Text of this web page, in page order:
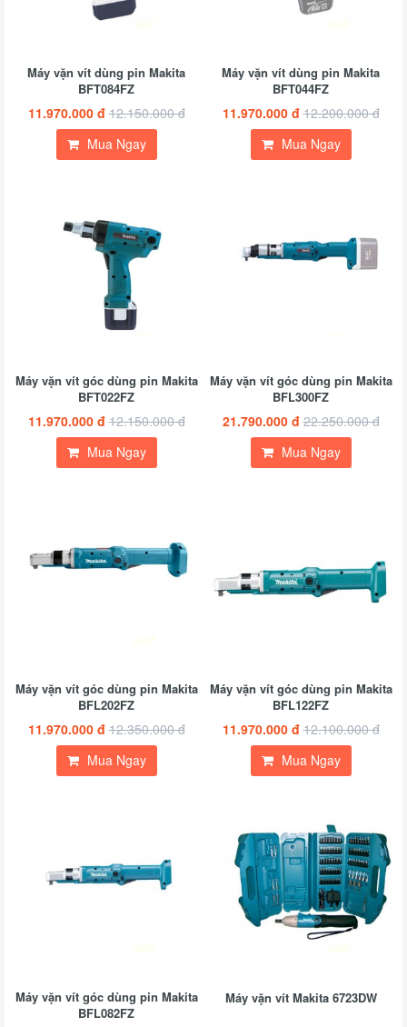
Máy vặn vít dùng pin Makita
BFT084FZ
11.970.000 đ 12.150.000 đ
Mua Ngay
Máy vặn vít dùng pin Makita
BFT044FZ
11.970.000 đ 12.200.000 đ
Mua Ngay
Máy vặn vít góc dùng pin Makita
BFT022FZ
11.970.000 đ 12.150.000 đ
Mua Ngay
Máy vặn vít góc dùng pin Makita
BFL300FZ
21.790.000 đ 22.250.000 đ
Mua Ngay
Máy vặn vít góc dùng pin Makita
BFL202FZ
11.970.000 đ 12.350.000 đ
Mua Ngay
Máy vặn vít góc dùng pin Makita
BFL122FZ
11.970.000 đ 12.100.000 đ
Mua Ngay
Máy vặn vít góc dùng pin Makita
BFL082FZ
Máy vặn vít Makita 6723DW